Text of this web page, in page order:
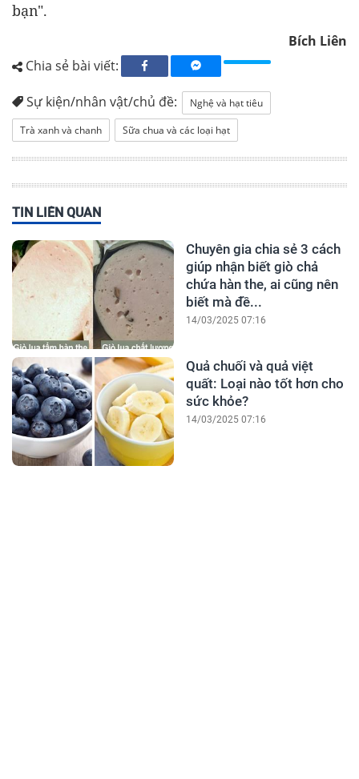
bạn".
Bích Liên
Chia sẻ bài viết:
Sự kiện/nhân vật/chủ đề:
Nghệ và hạt tiêu
Trà xanh và chanh
Sữa chua và các loại hạt
TIN LIÊN QUAN
Chuyên gia chia sẻ 3 cách
giúp nhận biết giò chả
chứa hàn the, ai cũng nên
biết mà đề...
14/03/2025 07:16
Quả chuối và quả việt
quất: Loại nào tốt hơn cho
sức khỏe?
14/03/2025 07:16